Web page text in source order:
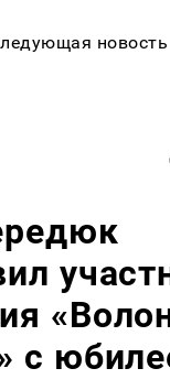
новость
с